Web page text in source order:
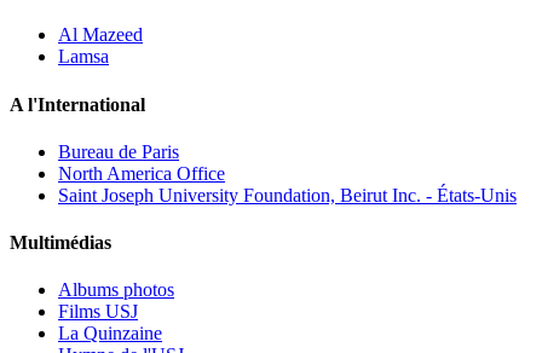
Al Mazeed
Lamsa
A l'International
Bureau de Paris
North America Office
Saint Joseph University Foundation, Beirut Inc. - États-Unis
Multimédias
Albums photos
Films USJ
La Quinzaine